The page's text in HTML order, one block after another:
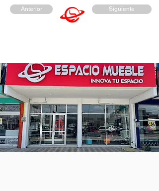
Anterior Siguiente